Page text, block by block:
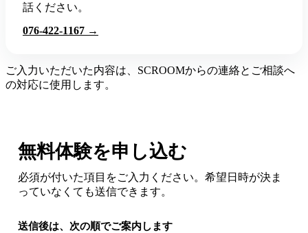
話ください。
076-422-1167 →
ご入力いただいた内容は、SCROOMからの連絡とご相談へ
の対応に使用します。
無料体験を申し込む
必須が付いた項目をご入力ください。希望日時が決ま
っていなくても送信できます。
送信後は、次の順でご案内します